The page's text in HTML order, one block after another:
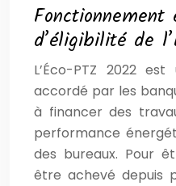
d’éligibilité de
L’Éco-PTZ 2022
accordé par les
à financer des
performance
des bureaux. Pour
être achevé depuis